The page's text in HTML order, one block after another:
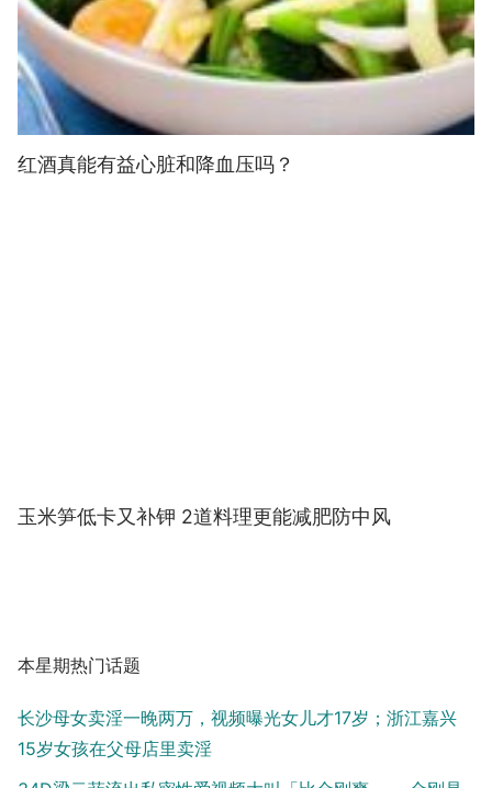
红酒真能有益心脏和降血压吗？
玉米笋低卡又补钾 2道料理更能减肥防中风
本星期热门话题
长沙母女卖淫一晚两万，视频曝光女儿才17岁；浙江嘉兴
15岁女孩在父母店里卖淫